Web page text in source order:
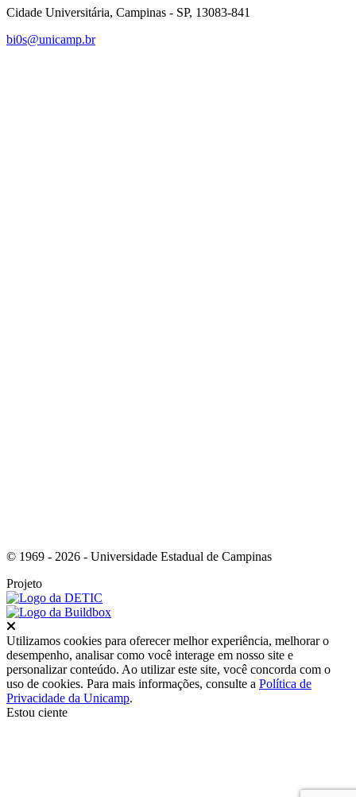
Cidade Universitária, Campinas - SP, 13083-841
bi0s@unicamp.br
© 1969 - 2026 - Universidade Estadual de Campinas
Projeto
Utilizamos cookies para oferecer melhor experiência, melhorar o
desempenho, analisar como você interage em nosso site e
personalizar conteúdo. Ao utilizar este site, você concorda com o
uso de cookies. Para mais informações, consulte a Política de
Privacidade da Unicamp.
Estou ciente